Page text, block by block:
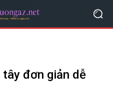
tây đơn giản dễ